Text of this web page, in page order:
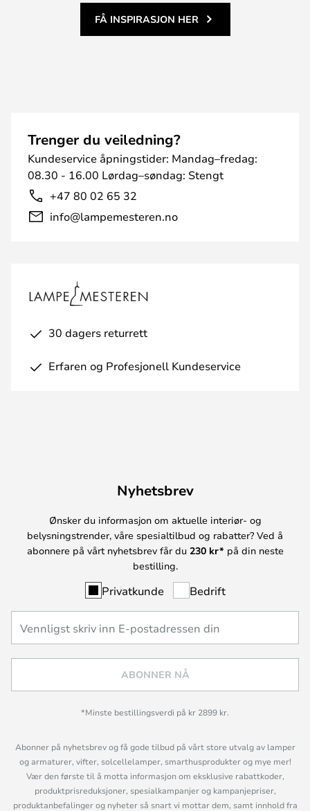
FÅ INSPIRASJON HER
Trenger du veiledning?
Kundeservice åpningstider: Mandag–fredag:
08.30 - 16.00 Lørdag–søndag: Stengt
+47 80 02 65 32
info@lampemesteren.no
30 dagers returrett
Erfaren og Profesjonell Kundeservice
Nyhetsbrev
Ønsker du informasjon om aktuelle interiør- og
belysningstrender, våre spesialtilbud og rabatter? Ved å
abonnere på vårt nyhetsbrev får du 230 kr* på din neste
bestilling.
Privatkunde Bedrift
ABONNER NÅ
*Minste bestillingsverdi på kr 2899 kr.
Abonner på nyhetsbrev og få gode tilbud på vårt store utvalg av lamper
og armaturer, vifter, solcellelamper, smarthusprodukter og mye mer!
Vær den første til å motta informasjon om eksklusive rabattkoder,
produktprisreduksjoner, spesialkampanjer og kampanjepriser,
produktanbefalinger og nyheter så snart vi mottar dem, samt innhold fra